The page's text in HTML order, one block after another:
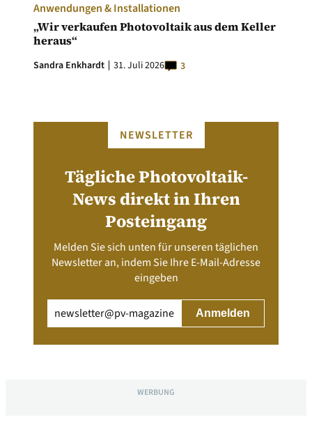
Anwendungen & Installationen
„Wir verkaufen Photovoltaik aus dem Keller
heraus“
Sandra Enkhardt 31. Juli 2026 3
NEWSLETTER
Tägliche Photovoltaik-
News direkt in Ihren
Posteingang
Melden Sie sich unten für unseren täglichen
Newsletter an, indem Sie Ihre E-Mail-Adresse
eingeben
(erforderlich)
WERBUNG